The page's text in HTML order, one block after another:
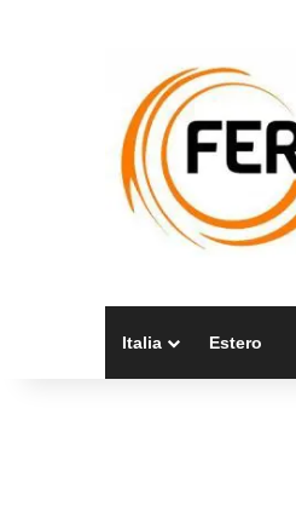
Italia Estero